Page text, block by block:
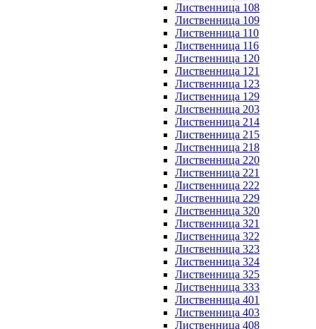
Лиственница 108
Лиственница 109
Лиственница 110
Лиственница 116
Лиственница 120
Лиственница 121
Лиственница 123
Лиственница 129
Лиственница 203
Лиственница 214
Лиственница 215
Лиственница 218
Лиственница 220
Лиственница 221
Лиственница 222
Лиственница 229
Лиственница 320
Лиственница 321
Лиственница 322
Лиственница 323
Лиственница 324
Лиственница 325
Лиственница 333
Лиственница 401
Лиственница 403
Лиственница 408